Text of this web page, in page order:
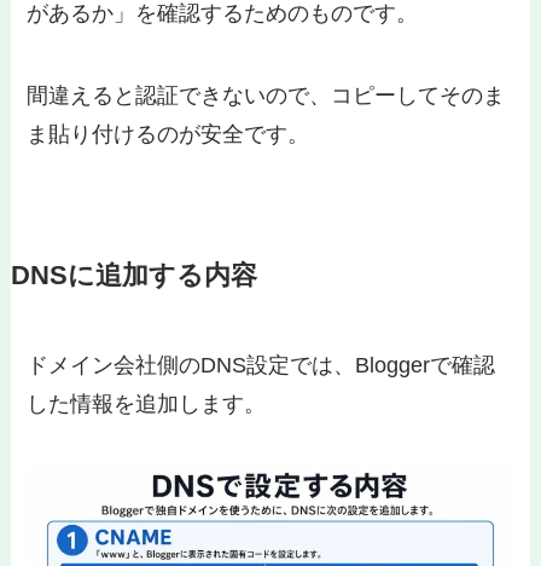
があるか」を確認するためのものです。
間違えると認証できないので、コピーしてそのま
ま貼り付けるのが安全です。
DNSに追加する内容
ドメイン会社側のDNS設定では、Bloggerで確認
した情報を追加します。